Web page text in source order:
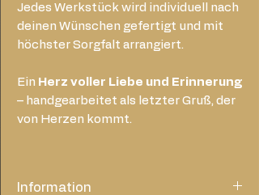
Jedes Werkstück wird individuell nach
deinen Wünschen gefertigt und mit
höchster Sorgfalt arrangiert.
Ein Herz voller Liebe und Erinnerung
– handgearbeitet als letzter Gruß, der
von Herzen kommt.
Information